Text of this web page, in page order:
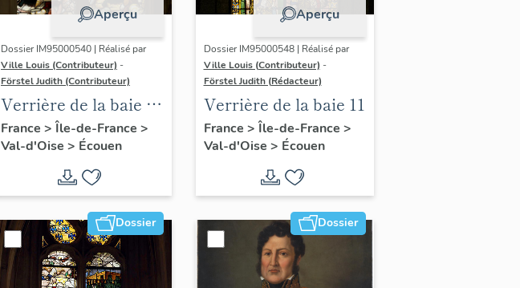
Aperçu
Dossier IM95000540 | Réalisé par
Ville Louis (Contributeur) -
Förstel Judith (Contributeur)
Verrière de la baie 1 :
scènes de la Passion,
avec donateurs
France > Île-de-France >
Val-d'Oise > Écouen
Aperçu
Dossier IM95000548 | Réalisé par
Ville Louis (Contributeur) -
Förstel Judith (Rédacteur)
Verrière de la baie 11
France > Île-de-France >
Val-d'Oise > Écouen
Dossier Dossier